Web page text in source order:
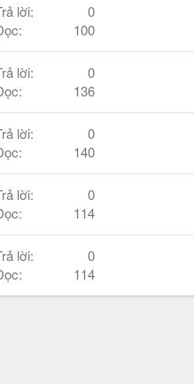
lời
0
100
lời
0
136
lời
0
140
lời
0
114
lời
0
114